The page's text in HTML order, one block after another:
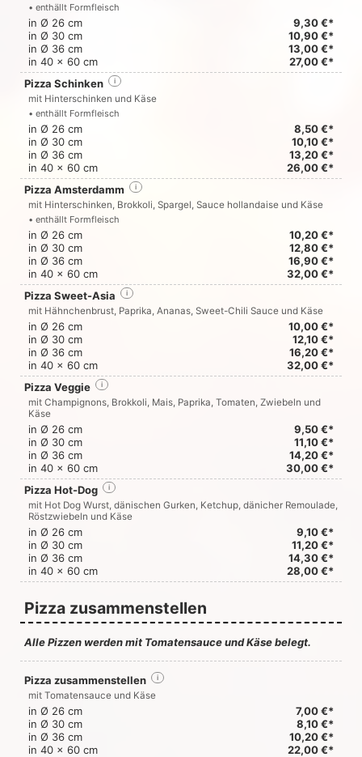
• enthällt Formfleisch
in Ø 26 cm
9,30 €*
in Ø 30 cm
10,90 €*
in Ø 36 cm
13,00 €*
in 40 x 60 cm
27,00 €*
Pizza Schinken
i
mit Hinterschinken und Käse
• enthällt Formfleisch
in Ø 26 cm
8,50 €*
in Ø 30 cm
10,10 €*
in Ø 36 cm
13,20 €*
in 40 x 60 cm
26,00 €*
Pizza Amsterdamm
i
mit Hinterschinken, Brokkoli, Spargel, Sauce hollandaise und Käse
• enthällt Formfleisch
in Ø 26 cm
10,20 €*
in Ø 30 cm
12,80 €*
in Ø 36 cm
16,90 €*
in 40 x 60 cm
32,00 €*
Pizza Sweet-Asia
i
mit Hähnchenbrust, Paprika, Ananas, Sweet-Chili Sauce und Käse
in Ø 26 cm
10,00 €*
in Ø 30 cm
12,10 €*
in Ø 36 cm
16,20 €*
in 40 x 60 cm
32,00 €*
Pizza Veggie
i
mit Champignons, Brokkoli, Mais, Paprika, Tomaten, Zwiebeln und
Käse
in Ø 26 cm
9,50 €*
in Ø 30 cm
11,10 €*
in Ø 36 cm
14,20 €*
in 40 x 60 cm
30,00 €*
Pizza Hot-Dog
i
mit Hot Dog Wurst, dänischen Gurken, Ketchup, dänicher Remoulade,
Röstzwiebeln und Käse
in Ø 26 cm
9,10 €*
in Ø 30 cm
11,20 €*
in Ø 36 cm
14,30 €*
in 40 x 60 cm
28,00 €*
Pizza zusammenstellen
Alle Pizzen werden mit Tomatensauce und Käse belegt.
Pizza zusammenstellen i
mit Tomatensauce und Käse
in Ø 26 cm
7,00 €*
in Ø 30 cm
8,10 €*
in Ø 36 cm
10,20 €*
in 40 x 60 cm
22,00 €*